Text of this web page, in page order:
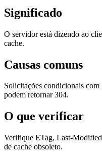
Significado
O servidor está dizendo ao
cache.
Causas comuns
Solicitações condicionais
podem retornar 304.
O que verificar
Verifique ETag, Last-
de cache obsoleto.